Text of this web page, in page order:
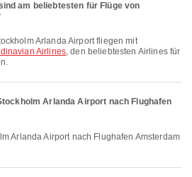
am beliebtesten für Flüge von
Arlanda Airport fliegen mit
Airlines, den beliebtesten Airlines für
Arlanda Airport nach Flughafen